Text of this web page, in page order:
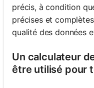
précis, à condition
précises et
qualité des données
Un calculateur
être utilisé pour